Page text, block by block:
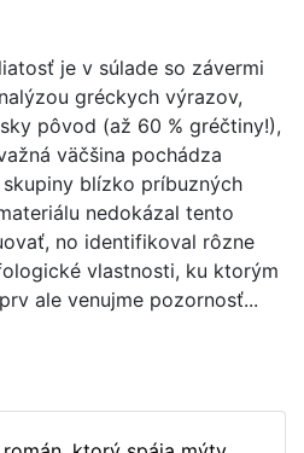
je v súlade so závermi
gréckych výrazov,
pôvod (až 60 % gréčtiny!),
väčšina pochádza
blízko príbuzných
nedokázal tento
no identifikoval rôzne
vlastnosti, ku ktorým
ale venujme pozornosť...